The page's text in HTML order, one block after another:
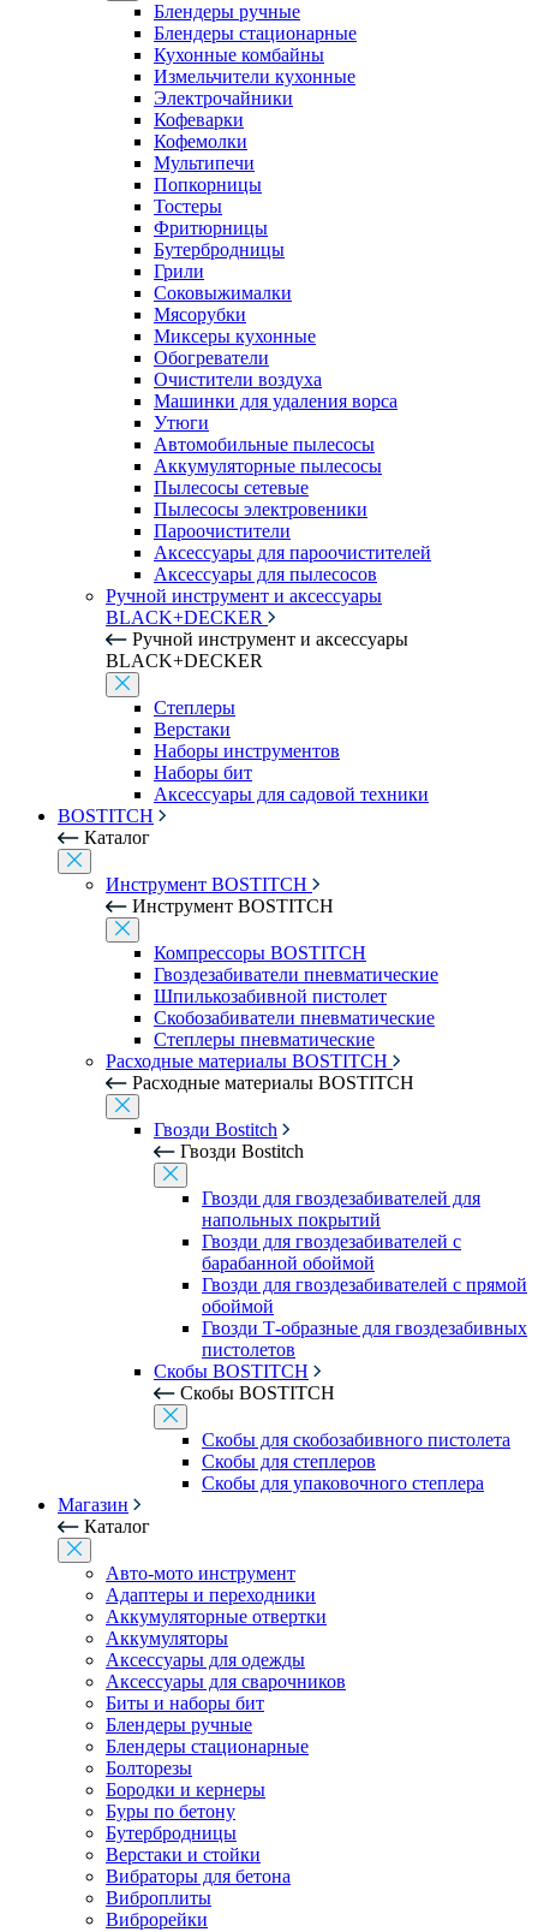
Блендеры ручные
Блендеры стационарные
Кухонные комбайны
Измельчители кухонные
Электрочайники
Кофеварки
Кофемолки
Мультипечи
Попкорницы
Тостеры
Фритюрницы
Бутербродницы
Грили
Соковыжималки
Мясорубки
Миксеры кухонные
Обогреватели
Очистители воздуха
Машинки для удаления ворса
Утюги
Автомобильные пылесосы
Аккумуляторные пылесосы
Пылесосы сетевые
Пылесосы электровеники
Пароочистители
Аксессуары для пароочистителей
Аксессуары для пылесосов
Ручной инструмент и аксессуары
BLACK+DECKER
Ручной инструмент и аксессуары
BLACK+DECKER
Степлеры
Верстаки
Наборы инструментов
Наборы бит
Аксессуары для садовой техники
BOSTITCH
Каталог
Инструмент BOSTITCH
Инструмент BOSTITCH
Компрессоры BOSTITCH
Гвоздезабиватели пневматические
Шпилькозабивной пистолет
Скобозабиватели пневматические
Степлеры пневматические
Расходные материалы BOSTITCH
Расходные материалы BOSTITCH
Гвозди Bostitch
Гвозди Bostitch
Гвозди для гвоздезабивателей для
напольных покрытий
Гвозди для гвоздезабивателей с
барабанной обоймой
Гвозди для гвоздезабивателей с прямой
обоймой
Гвозди Т-образные для гвоздезабивных
пистолетов
Скобы BOSTITCH
Скобы BOSTITCH
Скобы для скобозабивного пистолета
Скобы для степлеров
Скобы для упаковочного степлера
Магазин
Каталог
Авто-мото инструмент
Адаптеры и переходники
Аккумуляторные отвертки
Аккумуляторы
Аксессуары для одежды
Аксессуары для сварочников
Биты и наборы бит
Блендеры ручные
Блендеры стационарные
Болторезы
Бородки и кернеры
Буры по бетону
Бутербродницы
Верстаки и стойки
Вибраторы для бетона
Виброплиты
Виброрейки